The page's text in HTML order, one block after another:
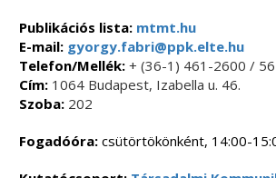
Publikációs lista: mtmt.hu
E-mail:gyorgy.fabri@ppk.elte.hu
Telefon/Mellék:+ (36-1) 461-2600 /
Cím:1064 Budapest, Izabella u. 46.
Szoba:202
Fogadóóra: csütörtökönként, 14:00-